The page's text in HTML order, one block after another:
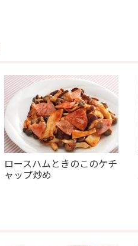
ロースハムときのこのケチ
ャップ炒め